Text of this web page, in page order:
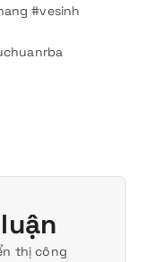
#vesinh
thị công